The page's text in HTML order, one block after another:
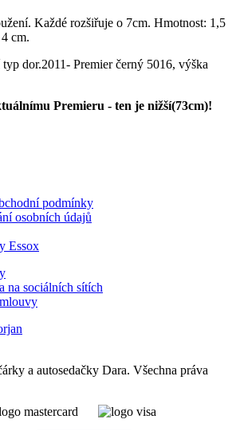
Každé rozšiřuje o 7cm. Hmotnost: 1,5
cm.
dor.2011- Premier černý 5016, výška
Premieru - ten je nižší(73cm)!
podmínky
osobních údajů
Essox
na sociálních sítích
a autosedačky Dara. Všechna práva